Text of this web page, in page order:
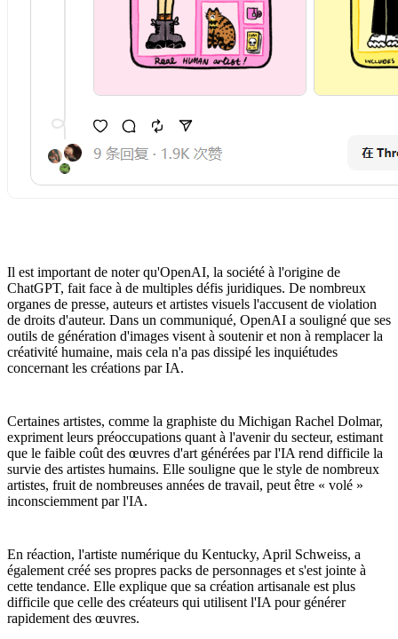
Il est important de noter qu'OpenAI, la société à l'origine de
ChatGPT, fait face à de multiples défis juridiques. De nombreux
organes de presse, auteurs et artistes visuels l'accusent de violation
de droits d'auteur. Dans un communiqué, OpenAI a souligné que ses
outils de génération d'images visent à soutenir et non à remplacer la
créativité humaine, mais cela n'a pas dissipé les inquiétudes
concernant les créations par IA.
Certaines artistes, comme la graphiste du Michigan Rachel Dolmar,
expriment leurs préoccupations quant à l'avenir du secteur, estimant
que le faible coût des œuvres d'art générées par l'IA rend difficile la
survie des artistes humains. Elle souligne que le style de nombreux
artistes, fruit de nombreuses années de travail, peut être « volé »
inconsciemment par l'IA.
En réaction, l'artiste numérique du Kentucky, April Schweiss, a
également créé ses propres packs de personnages et s'est jointe à
cette tendance. Elle explique que sa création artisanale est plus
difficile que celle des créateurs qui utilisent l'IA pour générer
rapidement des œuvres.